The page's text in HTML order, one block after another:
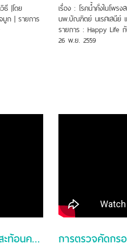
ธี |โดย
ก | รายการ
เรื่อง : โรคน้ำคั่งในโพร
นพ.บัณฑิตย์ นเรศเสนีย์
รายการ : Happy Life
26 พ.ย. 2559
การตรวจหัวใจด้วยเครื่องคลื่นเสียงสะท้อนความถี่สูง